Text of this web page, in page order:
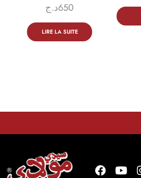
650د.ج
LIRE LA SUITE